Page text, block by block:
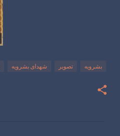
بشرویه تصویر شهدای بشرویه